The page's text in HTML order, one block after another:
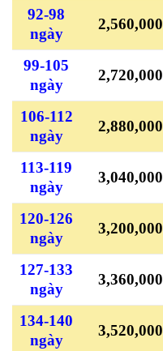
92-98
ngày
2,560,000
99-105
ngày
2,720,000
106-112
ngày
2,880,000
113-119
ngày
3,040,000
120-126
ngày
3,200,000
127-133
ngày
3,360,000
134-140
ngày
3,520,000